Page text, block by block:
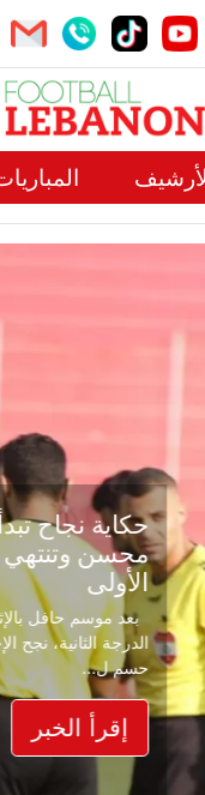
نجاح تبدأ من جبل
في الدرجة
حافل بالإثارة والصراع
نجح الإخاء الأهلي